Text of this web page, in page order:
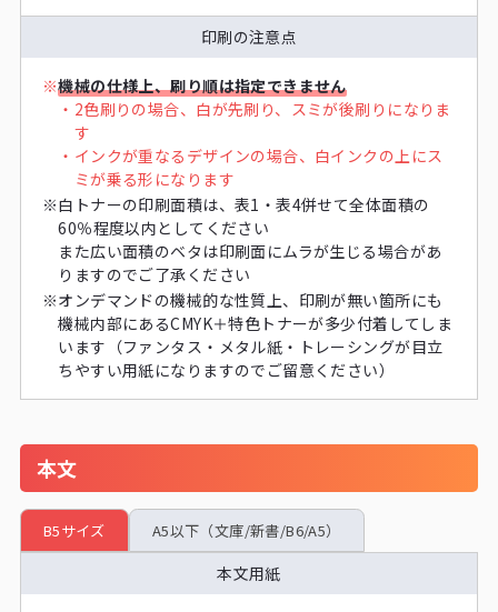
印刷の注意点
※機械の仕様上、刷り順は指定できません
・ 2色刷りの場合、白が先刷り、スミが後刷りになりま
す
・ インクが重なるデザインの場合、白インクの上にス
ミが乗る形になります
※白トナーの印刷面積は、表1・表4併せて全体面積の
60％程度以内としてください
また広い面積のベタは印刷面にムラが生じる場合があ
りますのでご了承ください
※オンデマンドの機械的な性質上、印刷が無い箇所にも
機械内部にあるCMYK＋特色トナーが多少付着してしま
います（ファンタス・メタル紙・トレーシングが目立
ちやすい用紙になりますのでご留意ください）
本文
B5サイズ A5以下（文庫/新書/B6/A5）
本文用紙